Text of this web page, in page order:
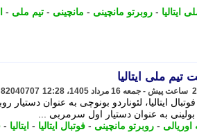
ایتالیا - روبرتو مانچینی - مانچینی - تیم ملی -
ملی ایتالیا
1405، 12:28 82040707
ایتالیا، لئوناردو بونوچی به عنوان دستیار
بولینی به عنوان دستیار اول سرمربی ...
اوریالی - روبرتو مانچینی - فوتبال ایتالیا - ایتالیا -